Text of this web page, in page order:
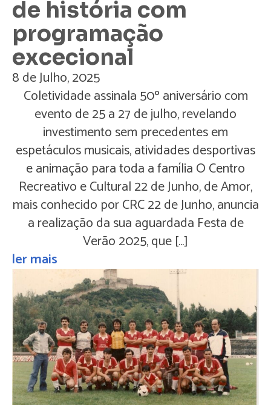
de história com
programação
excecional
8 de Julho, 2025
Coletividade assinala 50º aniversário com
evento de 25 a 27 de julho, revelando
investimento sem precedentes em
espetáculos musicais, atividades desportivas
e animação para toda a família O Centro
Recreativo e Cultural 22 de Junho, de Amor,
mais conhecido por CRC 22 de Junho, anuncia
a realização da sua aguardada Festa de
Verão 2025, que […]
ler mais